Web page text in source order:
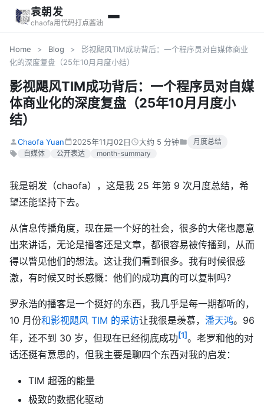
袁朝发
chaofa用代码打点酱油
Home > Blog >
影视飓风TIM成功背后：一个程序员对自媒体商业
化的深度复盘（25年10月月度小结）
影视飓风TIM成功背后：一个程序员对自媒
体商业化的深度复盘（25年10月月度小
结）
Chaofa Yuan 2025年11月02日 大约 5 分钟
月度总结
自媒体
公开表达 month-summary
我是朝发（chaofa），这是我 25 年第 9 次月度总结，希
望还能坚持下去。
从信息传播角度，现在是一个好的社会，很多的大佬也愿意
出来讲话，无论是播客还是文章，都很容易被传播到，从而
得以瞥见他们的想法。这让我们看到很多。我有时候很感
激，有时候又时长感慨：他们的成功真的可以复制吗？
罗永浩的播客是一个挺好的东西，我几乎是每一期都听的，
10 月份和影视飓风 TIM 的采访让我很是羡慕， 潘天鸿。96
年，还不到 30 岁，但现在已经彻底成功[1]。老罗和他的对
话还挺有意思的，但我主要是聊四个东西对我的启发：
TIM 超强的能量
极致的数据化驱动